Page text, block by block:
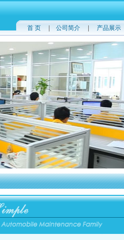
首 页 公司简介 产品展示